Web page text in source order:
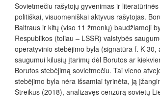
Sovietmečiu rašytojų gyvenimas ir
politiškai, visuomeniškai aktyvus rašytojas.
Baltraus ir kitų (viso 11 žmonių) baudžiamoji
Respublikos (toliau – LSSR) valstybės
operatyvinio stebėjimo byla (signatūra f. K-
saugumui kilusių įtarimų dėl Borutos ar
Borutos stebėjimą sovietmečiu. Tai vieno
stebėjimo byla nėra išsamiai tyrinėta, ją
Streikus (2018), analizavęs cenzūrą sovietų